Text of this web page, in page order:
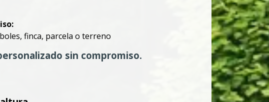
finca, parcela o terreno
sin compromiso.